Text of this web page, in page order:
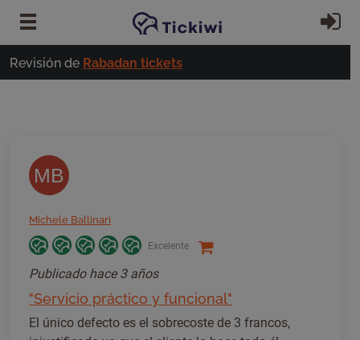
Revisión de Rabadan tickets
MB
Michele Ballinari
Excelente
Publicado hace 3 años
"Servicio práctico y funcional"
El único defecto es el sobrecoste de 3 francos,